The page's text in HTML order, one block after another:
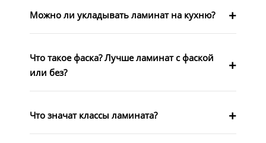
Можно ли укладывать ламинат на кухню?
Что такое фаска? Лучше ламинат с фаской
или без?
Что значат классы ламината?